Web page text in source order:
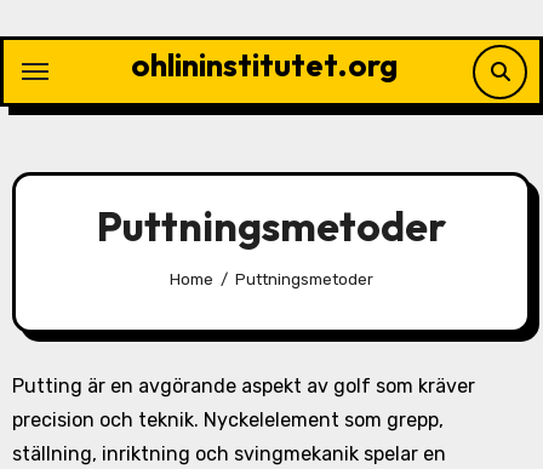
content
ohlininstitutet.org
Puttningsmetoder
Home Puttningsmetoder
Putting är en avgörande aspekt av golf som kräver
precision och teknik. Nyckelelement som grepp,
ställning, inriktning och svingmekanik spelar en